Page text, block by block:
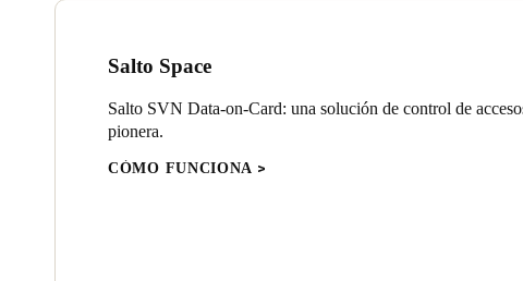
Salto Space
Salto SVN Data-on-Card: una solución de control de
pionera.
CÓMO FUNCIONA